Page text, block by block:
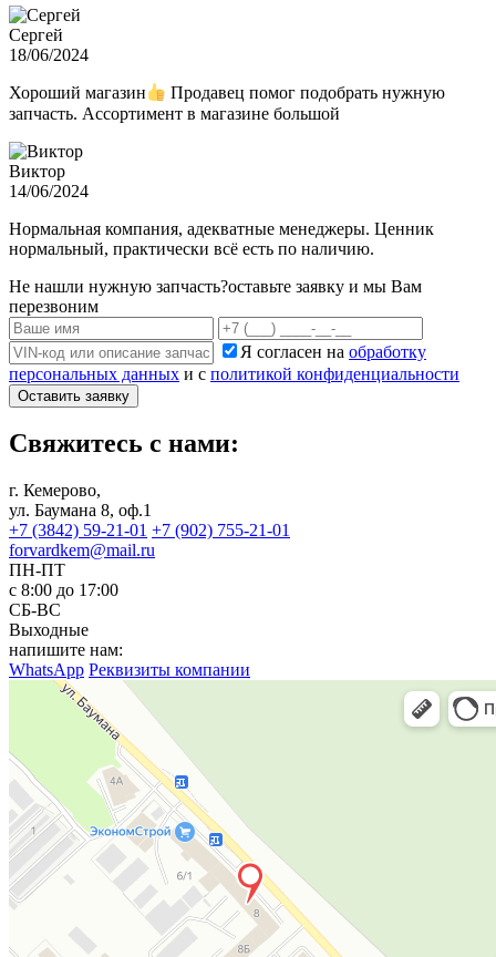
Сергей
18/06/2024
Хороший магазин
Продавец помог подобрать нужную
запчасть. Ассортимент в магазине большой
Виктор
14/06/2024
Нормальная компания, адекватные менеджеры. Ценник
нормальный, практически всё есть по наличию.
Не нашли нужную запчасть?оставьте заявку и мы Вам
перезвоним
Я согласен на обработку
персональных данных и с политикой конфиденциальности
Оставить заявку
Свяжитесь с нами:
г. Кемерово,
ул. Баумана 8, оф.1
+7 (3842) 59-21-01 +7 (902) 755-21-01
forvardkem@mail.ru
ПН-ПТ
с 8:00 до 17:00
СБ-ВС
Выходные
напишите нам:
WhatsApp Реквизиты компании